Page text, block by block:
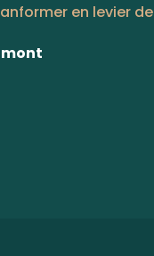
en levier